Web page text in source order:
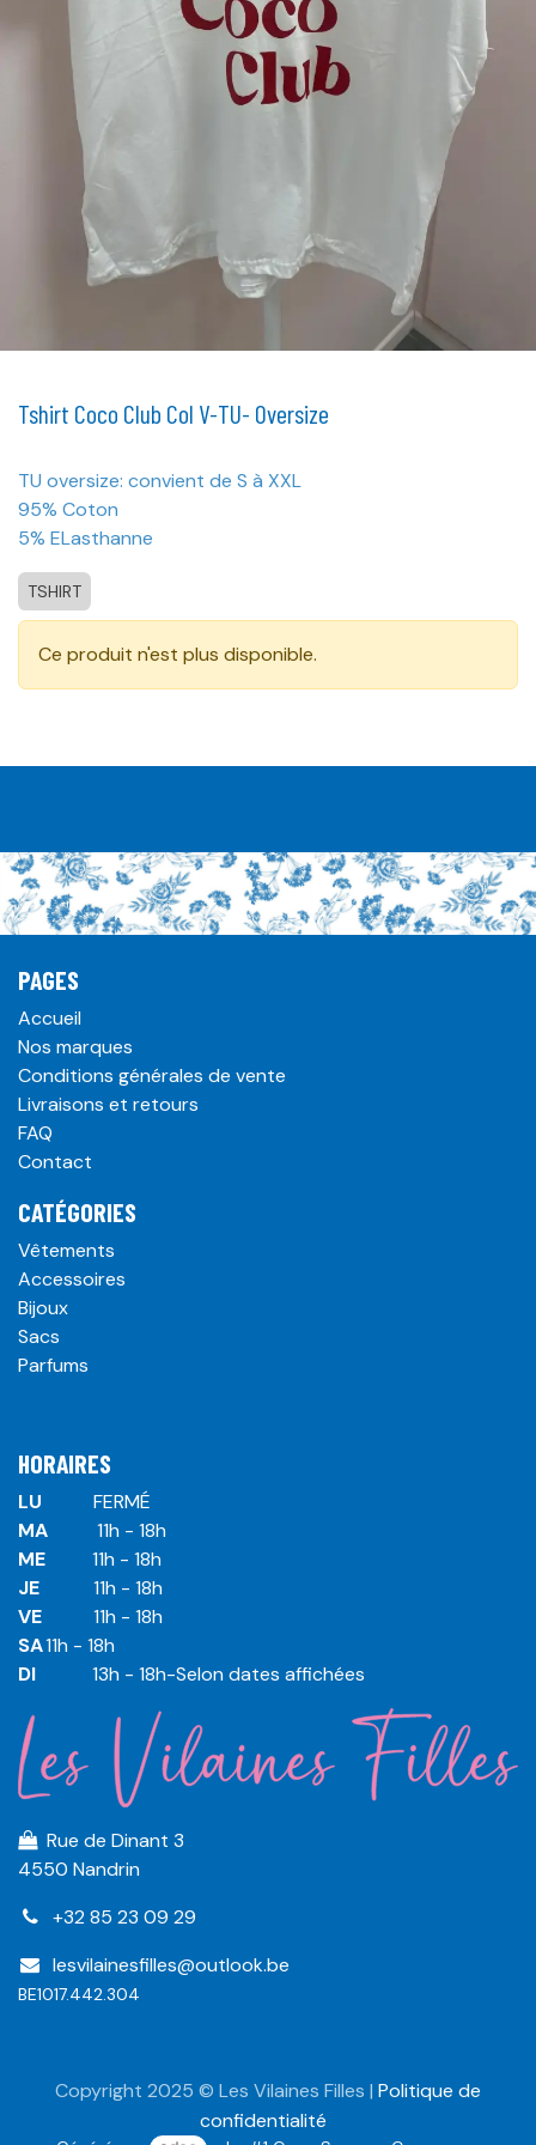
Tshirt Coco Club Col V-TU- Oversize
TU oversize: convient de S à XXL
95% Coton
5% ELasthanne
TSHIRT
Ce produit n'est plus disponible.
PAGES
Accueil
Nos marques
Conditions générales de vente
Livraisons et retours
FAQ
Contact
CATÉGORIES
Vêtements
Accessoires
Bijoux
Sacs
Parfums
HORAIRES
LU
​ ​FERMÉ
MA
​11h - 18h
ME
​11h - 18h
JE
​​11h - 18h
VE
​​​11h - 18h
SA​​​11h - 18h
DI
​​​ 13h - 18h-Selon dates affichées
Rue de Dinant 3
4550 Nandrin
+32 85 23 09 29
lesvilainesfilles@outlook.be
BE1017.442.304
Copyright 2025 © Les Vilaines Filles | Politique de
confidentialité